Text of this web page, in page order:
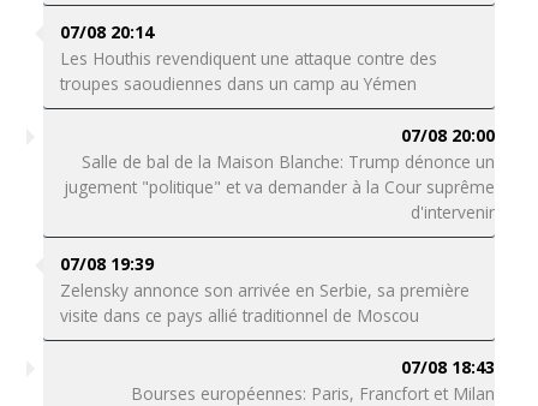
07/08 20:14
Les Houthis revendiquent une attaque contre des
troupes saoudiennes dans un camp au Yémen
07/08 20:00
Salle de bal de la Maison Blanche: Trump dénonce un
jugement "politique" et va demander à la Cour suprême
d'intervenir
07/08 19:39
Zelensky annonce son arrivée en Serbie, sa première
visite dans ce pays allié traditionnel de Moscou
07/08 18:43
Bourses européennes: Paris, Francfort et Milan